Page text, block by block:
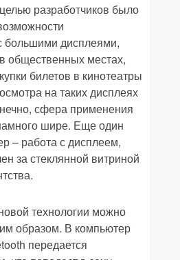
разработчиков было
большими дисплеями,
общественных местах,
билетов в кинотеатры
на таких дисплеях
сфера применения
шире. Еще один
– работа с дисплеем,
за стеклянной витриной
технологии можно
образом. В компьютер
передается